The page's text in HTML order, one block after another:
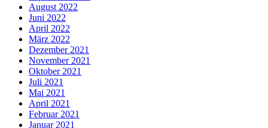
August 2022
Juni 2022
April 2022
März 2022
Dezember 2021
November 2021
Oktober 2021
Juli 2021
Mai 2021
April 2021
Februar 2021
Januar 2021